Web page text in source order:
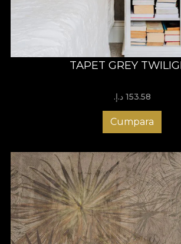
TAPET GREY
153.58 د.إ.‏
Cumpara